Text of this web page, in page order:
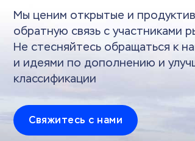
Мы ценим открытые и
обратную связь с участниками
Не стесняйтесь обращаться к
и идеями по дополнению и
классификации
Свяжитесь с нами